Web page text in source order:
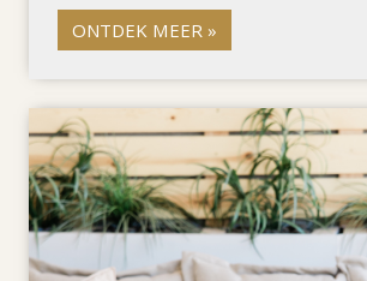
ONTDEK MEER »